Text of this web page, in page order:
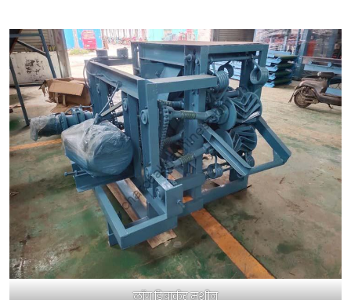
लॉग डिबार्कर मशीन